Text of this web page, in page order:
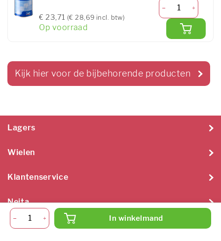
€ 23,71 (€ 28,69 incl. btw)
Op voorraad
Kijk hier voor de bijbehorende producten
In winkelmand
Lagers
Wielen
Klantenservice
Neita
Neita Techniek B.V. 2026